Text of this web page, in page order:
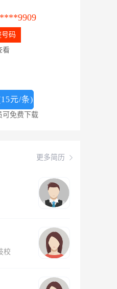
号码
看
元/条)
可免费下载
更多简历
校